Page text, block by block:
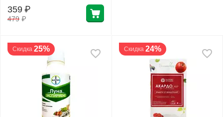
479 ₽
359 ₽
Скидка 25% Скидка 24%